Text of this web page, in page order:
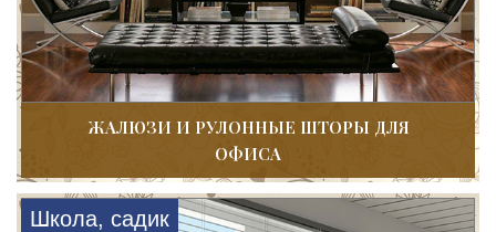
ЖАЛЮЗИ И РУЛОННЫЕ ШТОРЫ ДЛЯ
ОФИСА
Школа, садик